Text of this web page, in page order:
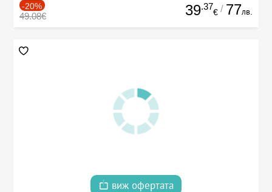
-20%
49.08€ 39.37
€ / 77лв.
виж офертата